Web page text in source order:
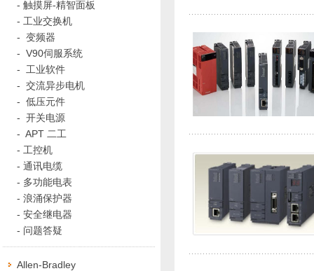
- 触摸屏-精智面板
- 工业交换机
- 变频器
- V90伺服系统
-
工业软件
- 交流异步电机
- 低压元件
- 开关电源
- APT 二工
- 工控机
- 通讯电缆
- 多功能电表
- 浪涌保护器
- 安全继电器
- 问题答疑
Allen-Bradley